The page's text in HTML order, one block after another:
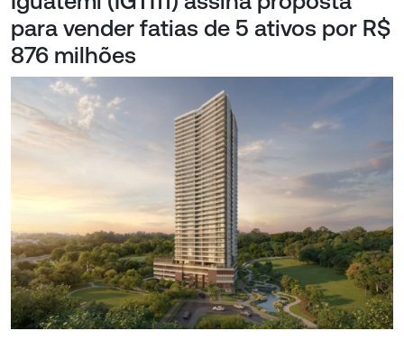
para vender fatias de 5 ativos por R$
876 milhões